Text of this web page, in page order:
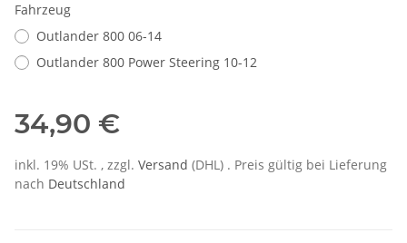
Fahrzeug
Outlander 800 06-14
Outlander 800 Power Steering 10-12
34,90 €
inkl. 19% USt. , zzgl. Versand (DHL) . Preis gültig bei Lieferung
nach Deutschland